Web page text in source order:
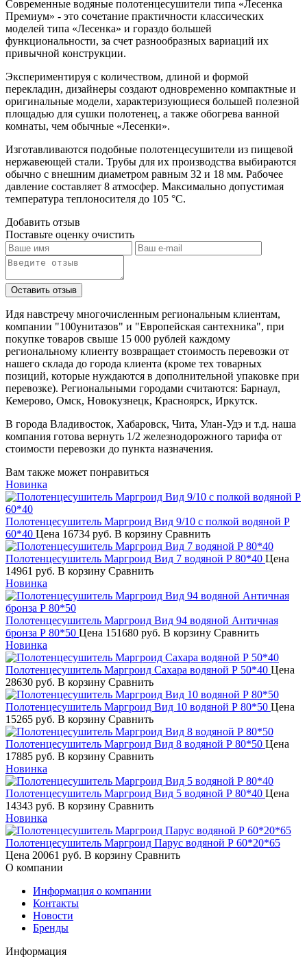
Современные водяные полотенцесушители типа «Лесенка
Премиум» - это сочетание практичности классических
моделей типа «Лесенка» и гораздо большей
функциональности, за счет разнообразных вариаций их
привычной конструкции.
Экспериментируя с количеством, длиной и формой
перекладин, дизайнеры создают одновременно компактные и
оригинальные модели, характеризующиеся большей полезной
площадью для сушки полотенец, а также обогрева ванной
комнаты, чем обычные «Лесенки».
Изготавливаются подобные полотенцесушители из пищевой
нержавеющей стали. Трубы для их производства выбираются
обычно с внешним диаметром равным 32 и 18 мм. Рабочее
давление составляет 8 атмосфер. Максимально допустимая
температура теплоносителя до 105 °C.
Добавить отзыв
Поставьте оценку очистить
Идя навстречу многочисленным региональным клиентам,
компании "100унитазов" и "Европейская сантехника", при
покупке товаров свыше 15 000 рублей каждому
региональному клиенту возвращает стоимость перевозки от
нашего склада до города клиента (кроме тех товарных
позиций, которые нуждаются в дополнительной упаковке при
перевозке). Региональными городами считаются: Барнаул,
Кемерово, Омск, Новокузнецк, Красноярск, Иркутск.
В города Владивосток, Хабаровск, Чита, Улан-Удэ и т.д. наша
компания готова вернуть 1/2 железнодорожного тарифа от
стоимости перевозки до пункта назначения.
Вам также может понравиться
Новинка
Полотенцесушитель Маргроид Вид 9/10 с полкой водяной Р
60*40 Цена 16734 руб. В корзину Сравнить
Полотенцесушитель Маргроид Вид 7 водяной Р 80*40 Цена
14961 руб. В корзину Сравнить
Новинка
Полотенцесушитель Маргроид Вид 94 водяной Античная
бронза Р 80*50 Цена 151680 руб. В корзину Сравнить
Новинка
Полотенцесушитель Маргроид Сахара водяной Р 50*40 Цена
28630 руб. В корзину Сравнить
Полотенцесушитель Маргроид Вид 10 водяной Р 80*50 Цена
15265 руб. В корзину Сравнить
Полотенцесушитель Маргроид Вид 8 водяной Р 80*50 Цена
17885 руб. В корзину Сравнить
Новинка
Полотенцесушитель Маргроид Вид 5 водяной Р 80*40 Цена
14343 руб. В корзину Сравнить
Новинка
Полотенцесушитель Маргроид Парус водяной Р 60*20*65
Цена 20061 руб. В корзину Сравнить
О компании
Информация о компании
Контакты
Новости
Бренды
Информация